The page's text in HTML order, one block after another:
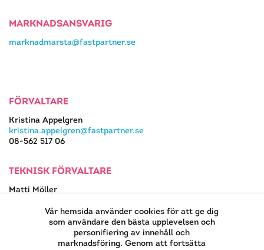
MARKNADSANSVARIG
marknadmarsta@fastpartner.se
FÖRVALTARE
Kristina Appelgren
kristina.appelgren@fastpartner.se
08-562 517 06
TEKNISK FÖRVALTARE
Matti Möller
matti.moller@fastpartner.se
Vår hemsida använder cookies för att ge dig
som användare den bästa upplevelsen och
personifiering av innehåll och
marknadsföring. Genom att fortsätta